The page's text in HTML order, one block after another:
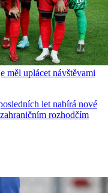
měl uplácet návštěvami
let nabírá nové
rozhodčím